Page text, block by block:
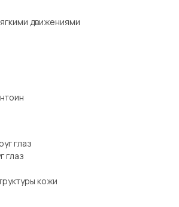
движениями
глаз
глаз
кожи